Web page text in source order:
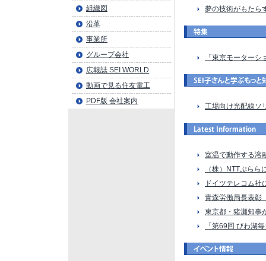
組織図
沿革
事業所
グループ会社
広報誌 SEI WORLD
動画で見る住友電工
PDF版 会社案内
夢の技術がもたら
「東京モーター
工場向け光配線ソ
室温で動作する溶
（株）NTTぷら
ドイツテレコム社
青森労働局長表彰
東京都・猪瀬知事
「第69回 びわ湖